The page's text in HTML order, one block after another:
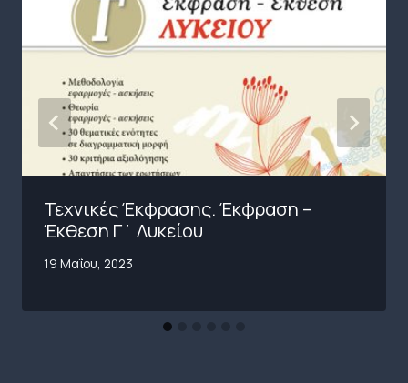
Τεχνικές Έκφρασης. Έκφραση –
Έκθεση Γ΄ Λυκείου
19 Μαΐου, 2023